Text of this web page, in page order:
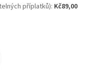
příplatků): Kč89,00